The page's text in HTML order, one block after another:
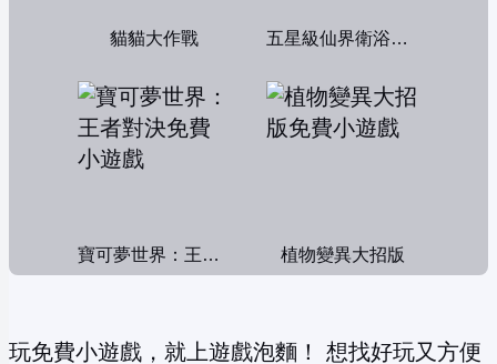
貓貓大作戰 五星級仙界衛浴帝國
寶可夢世界：王者對決 植物變異大招版
玩免費小遊戲，就上遊戲泡麵！ 想找好玩又方便